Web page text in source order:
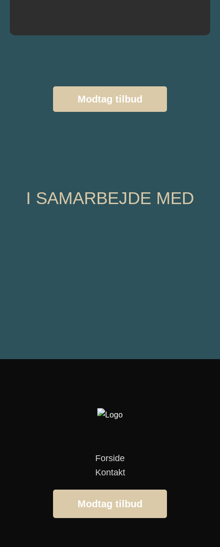
Modtag tilbud
I SAMARBEJDE MED
Forside
Kontakt
Modtag tilbud